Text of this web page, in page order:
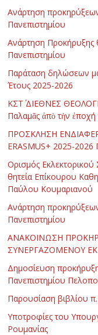
Ανάρτηση
Πανεπιστημίου
Ανάρτηση Προκήρυξης
Πανεπιστημίου
Παράταση δηλώσεων
Έτους 2025-2026
ΚΣΤ΄ ΔΙΕΘΝΕΣ
Παλαμᾶς ἀπὸ τὴν
ΠΡΟΣΚΛΗΣΗ
ERASMUS+ 2025-
Ορισμός Εκλεκτορικού
θητεία Επίκουρου
Παύλου Κουμαριανού
Ανάρτηση
Πανεπιστημίου
ΑΝΑΚΟΙΝΩΣΗ
ΣΥΝΕΡΓΑΖΟΜΕΝΟΥ
Δημοσίευση
Πανεπιστημίου
Παρουσίαση βιβλίου
Υποτροφίες του
Ρουμανίας